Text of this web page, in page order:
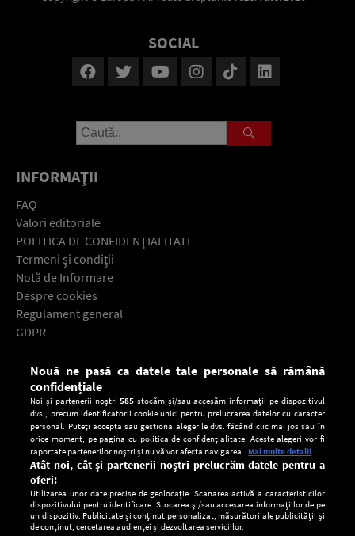
SOCIAL
INFORMAŢII
FAQ
Valori editoriale
POLITICA DE CONFIDENŢIALITATE
Termeni şi condiţii
Notă de Informare
Despre cookies
Regulament general
GDPR
Descarcă gratuit aplicaţia Europa FM pentru smartphone:
Nouă ne pasă ca datele tale personale să rămână
confidențiale
Noi și partenerii noștri585 stocăm și/sau accesăm informații pe dispozitivul
dvs., precum identificatorii cookie unici pentru prelucrarea datelor cu caracter
personal. Puteți accepta sau gestiona alegerile dvs. făcând clic mai jos sau în
orice moment, pe pagina cu politica de confidențialitate. Aceste alegeri vor fi
raportate partenerilor noștri și nu vă vor afecta navigarea. Mai multe detalii
Atât noi, cât și partenerii noștri prelucrăm datele pentru a
oferi:
Utilizarea unor date precise de geolocație. Scanarea activă a caracteristicilor
dispozitivului pentru identificare. Stocarea și/sau accesarea informațiilor de pe
un dispozitiv. Publicitate și conținut personalizat, măsurători ale publicității și
de conținut, cercetarea audienței și dezvoltarea serviciilor.